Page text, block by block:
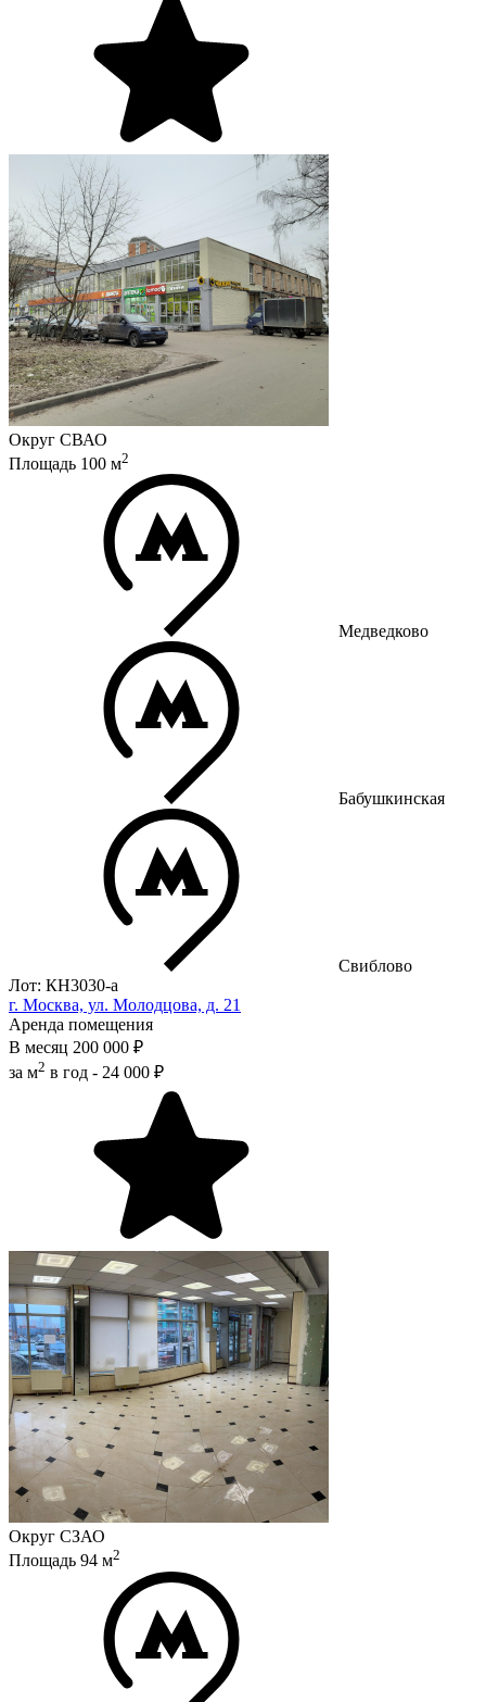
Округ СВАО
Площадь 100 м2
Медведково
Бабушкинская
Свиблово
Лот: КН3030-a
г. Москва, ул. Молодцова, д. 21
Аренда помещения
В месяц 200 000 ₽
за м2 в год - 24 000 ₽
Округ СЗАО
Площадь 94 м2